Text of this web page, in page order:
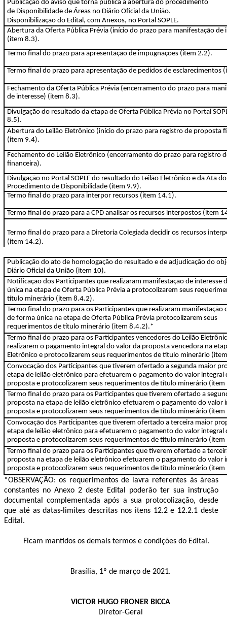
Publicação do aviso que torna pública a abertura do procedimento
de Disponibilidade de Áreas no Diário Oficial da União.
Disponibilização do Edital, com Anexos, no Portal SOPLE.
Abertura da Oferta Pública Prévia (início do prazo para manifestação de
(item 8.3).
Termo final do prazo para apresentação de impugnações (item 2.2).
Termo final do prazo para apresentação de pedidos de esclarecimentos
Fechamento da Oferta Pública Prévia (encerramento do prazo para
de interesse) (item 8.3).
Divulgação do resultado da etapa de Oferta Pública Prévia no Portal
8.5).
Abertura do Leilão Eletrônico (início do prazo para registro de proposta
(item 9.4).
Fechamento do Leilão Eletrônico (encerramento do prazo para registro
financeira).
Divulgação no Portal SOPLE do resultado do Leilão Eletrônico e da Ata do
Procedimento de Disponibilidade (item 9.9).
Termo final do prazo para interpor recursos (item 14.1).
Termo final do prazo para a CPD analisar os recursos interpostos (item
Termo final do prazo para a Diretoria Colegiada decidir os recursos
(item 14.2).
Publicação do ato de homologação do resultado e de adjudicação do
Diário Oficial da União (item 10).
Notificação dos Participantes que realizaram manifestação de interesse
única na etapa de Oferta Pública Prévia a protocolizarem seus
título minerário (item 8.4.2).
Termo final do prazo para os Participantes que realizaram manifestação
de forma única na etapa de Oferta Pública Prévia protocolizarem seus
requerimentos de título minerário (item 8.4.2).*
Termo final do prazo para os Participantes vencedores do Leilão
realizarem o pagamento integral do valor da proposta vencedora na
Eletrônico e protocolizarem seus requerimentos de título minerário
Convocação dos Participantes que tiverem ofertado a segunda maior
etapa de leilão eletrônico para efetuarem o pagamento do valor integral
proposta e protocolizarem seus requerimentos de título minerário
Termo final do prazo para os Participantes que tiverem ofertado a
proposta na etapa de leilão eletrônico efetuarem o pagamento do valor
proposta e protocolizarem seus requerimentos de título minerário
Convocação dos Participantes que tiverem ofertado a terceira maior
etapa de leilão eletrônico para efetuarem o pagamento do valor integral
proposta e protocolizarem seus requerimentos de título minerário
Termo final do prazo para os Participantes que tiverem ofertado a
proposta na etapa de leilão eletrônico efetuarem o pagamento do valor
proposta e protocolizarem seus requerimentos de título minerário
*OBSERVAÇÃO: os requerimentos de lavra referentes às áreas
constantes no Anexo 2 deste Edital poderão ter sua instrução
documental complementada após a sua protocolização, desde
que até as datas-limites descritas nos itens 12.2 e 12.2.1 deste
Edital.
Ficam mantidos os demais termos e condições do Edital.
Brasília, 1º de março de 2021.
VICTOR HUGO FRONER BICCA
Diretor-Geral